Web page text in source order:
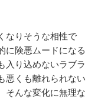
なりそうな相性で
に険悪ムードになる
入り込めないラブラ
悪くも離れられない
そんな変化に無理な